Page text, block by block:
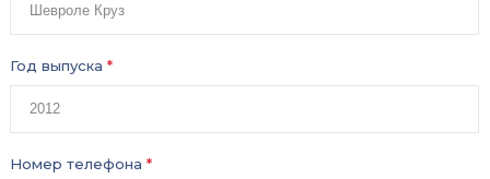
Год выпуска *
Номер телефона *